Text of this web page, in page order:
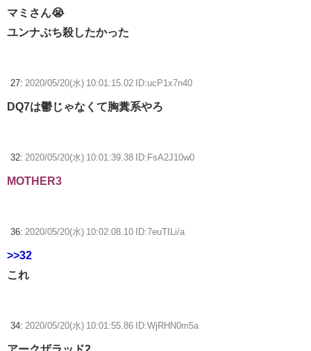
マミさん😭
ユンナぶち殺したかった
27: 2020/05/20(水) 10:01:15.02 ID:ucP1x7n40
DQ7は鬱じゃなくて胸糞系やろ
32: 2020/05/20(水) 10:01:39.38 ID:FsA2J10w0
MOTHER3
36: 2020/05/20(水) 10:02:08.10 ID:7euTILi/a
>>32
これ
34: 2020/05/20(水) 10:01:55.86 ID:WjRHN0m5a